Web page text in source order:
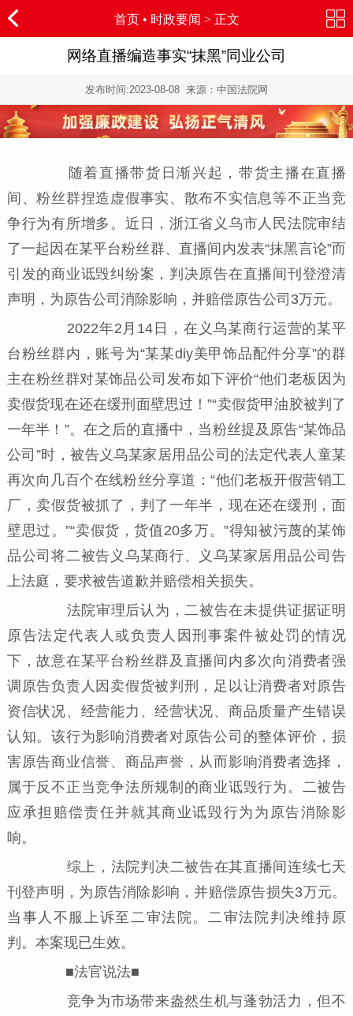
首页• 时政要闻 > 正文
网络直播编造事实“抹黑”同业公司
发布时间:2023-08-08 来源：中国法院网
随着直播带货日渐兴起，带货主播在直播
间、粉丝群捏造虚假事实、散布不实信息等不正当竞
争行为有所增多。近日，浙江省义乌市人民法院审结
了一起因在某平台粉丝群、直播间内发表“抹黑言论”而
引发的商业诋毁纠纷案，判决原告在直播间刊登澄清
声明，为原告公司消除影响，并赔偿原告公司3万元。
2022年2月14日，在义乌某商行运营的某平
台粉丝群内，账号为“某某diy美甲饰品配件分享”的群
主在粉丝群对某饰品公司发布如下评价“他们老板因为
卖假货现在还在缓刑面壁思过！”“卖假货甲油胶被判了
一年半！”。在之后的直播中，当粉丝提及原告“某饰品
公司”时，被告义乌某家居用品公司的法定代表人童某
再次向几百个在线粉丝分享道：“他们老板开假营销工
厂，卖假货被抓了，判了一年半，现在还在缓刑，面
壁思过。”“卖假货，货值20多万。”得知被污蔑的某饰
品公司将二被告义乌某商行、义乌某家居用品公司告
上法庭，要求被告道歉并赔偿相关损失。
法院审理后认为，二被告在未提供证据证明
原告法定代表人或负责人因刑事案件被处罚的情况
下，故意在某平台粉丝群及直播间内多次向消费者强
调原告负责人因卖假货被判刑，足以让消费者对原告
资信状况、经营能力、经营状况、商品质量产生错误
认知。该行为影响消费者对原告公司的整体评价，损
害原告商业信誉、商品声誉，从而影响消费者选择，
属于反不正当竞争法所规制的商业诋毁行为。二被告
应承担赔偿责任并就其商业诋毁行为为原告消除影
响。
综上，法院判决二被告在其直播间连续七天
刊登声明，为原告消除影响，并赔偿原告损失3万元。
当事人不服上诉至二审法院。二审法院判决维持原
判。本案现已生效。
■法官说法■
竞争为市场带来盎然生机与蓬勃活力，但不